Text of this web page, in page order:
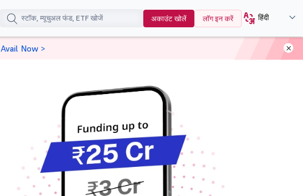
अकाउंट खोलें लॉग इन करें हिंदी
Avail Now >